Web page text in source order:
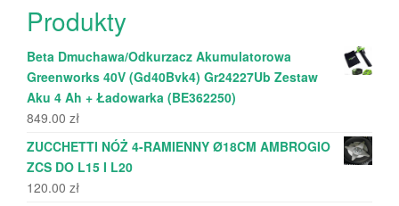
Produkty
Beta Dmuchawa/Odkurzacz Akumulatorowa
Greenworks 40V (Gd40Bvk4) Gr24227Ub Zestaw
Aku 4 Ah + Ładowarka (BE362250)
849.00 zł
ZUCCHETTI NÓŻ 4-RAMIENNY Ø18CM AMBROGIO
ZCS DO L15 I L20
120.00 zł